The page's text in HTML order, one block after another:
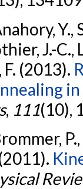
J.-
(2013).
, 111(10),